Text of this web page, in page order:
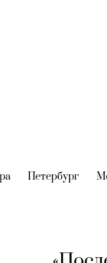
(current)
Петербург